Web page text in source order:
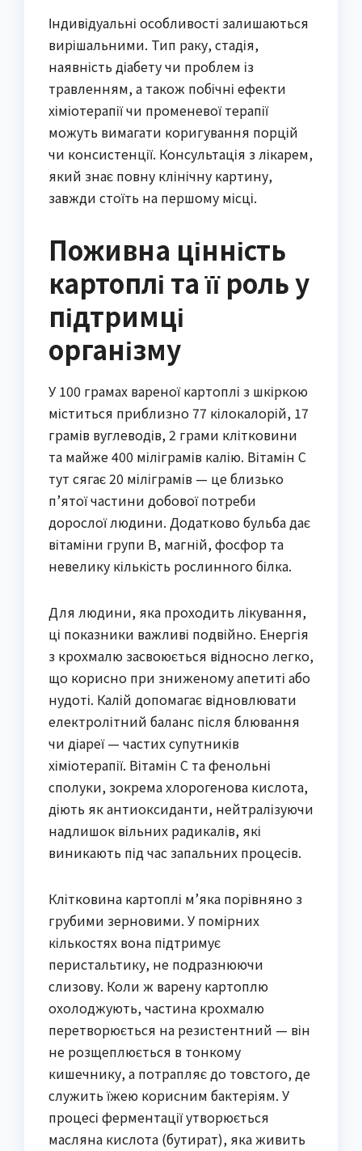
Індивідуальні особливості залишаються
вирішальними. Тип раку, стадія,
наявність діабету чи проблем із
травленням, а також побічні ефекти
хіміотерапії чи променевої терапії
можуть вимагати коригування порцій
чи консистенції. Консультація з лікарем,
який знає повну клінічну картину,
завжди стоїть на першому місці.
Поживна цінність
картоплі та її роль у
підтримці
організму
У 100 грамах вареної картоплі з шкіркою
міститься приблизно 77 кілокалорій, 17
грамів вуглеводів, 2 грами клітковини
та майже 400 міліграмів калію. Вітамін С
тут сягає 20 міліграмів — це близько
п’ятої частини добової потреби
дорослої людини. Додатково бульба дає
вітаміни групи В, магній, фосфор та
невелику кількість рослинного білка.
Для людини, яка проходить лікування,
ці показники важливі подвійно. Енергія
з крохмалю засвоюється відносно легко,
що корисно при зниженому апетиті або
нудоті. Калій допомагає відновлювати
електролітний баланс після блювання
чи діареї — частих супутників
хіміотерапії. Вітамін С та фенольні
сполуки, зокрема хлорогенова кислота,
діють як антиоксиданти, нейтралізуючи
надлишок вільних радикалів, які
виникають під час запальних процесів.
Клітковина картоплі м’яка порівняно з
грубими зерновими. У помірних
кількостях вона підтримує
перистальтику, не подразнюючи
слизову. Коли ж варену картоплю
охолоджують, частина крохмалю
перетворюється на резистентний — він
не розщеплюється в тонкому
кишечнику, а потрапляє до товстого, де
служить їжею корисним бактеріям. У
процесі ферментації утворюється
масляна кислота (бутират), яка живить